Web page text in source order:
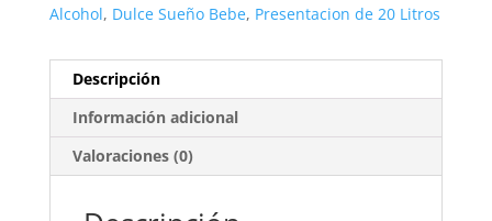
Alcohol, Dulce Sueño Bebe, Presentacion de 20 Litros
Descripción
Información adicional
Valoraciones (0)